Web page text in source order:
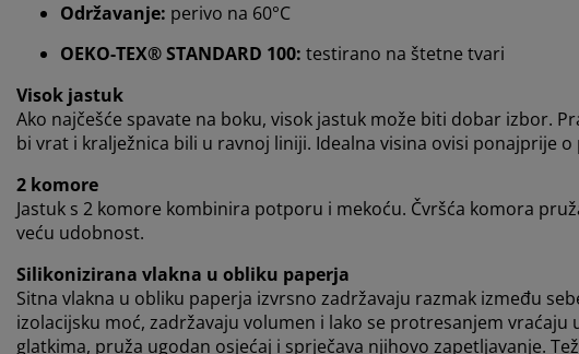
Održavanje: perivo na 60°C
OEKO-TEX® STANDARD 100: testirano na štetne tvari
Visok jastuk
Ako najčešće spavate na boku, visok jastuk može biti dobar izbor.
bi vrat i kralježnica bili u ravnoj liniji. Idealna visina ovisi ponajprije
2 komore
Jastuk s 2 komore kombinira potporu i mekoću. Čvršća komora
veću udobnost.
Silikonizirana vlakna u obliku paperja
Sitna vlakna u obliku paperja izvrsno zadržavaju razmak između
izolacijsku moć, zadržavaju volumen i lako se protresanjem vraćaju
glatkima, pruža ugodan osjećaj i sprječava njihovo zapetljavanje.